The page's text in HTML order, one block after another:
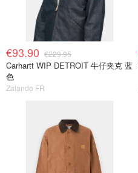
€93.90 €229.95
Carhartt WIP DETROIT 牛仔夹克 蓝
色
Zalando FR